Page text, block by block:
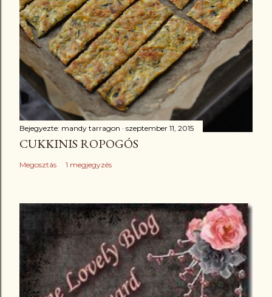
Bejegyezte: mandy tarragon szeptember 11, 2015
CUKKINIS ROPOGÓS
Megosztás 1 megjegyzés